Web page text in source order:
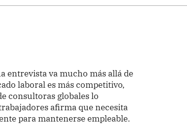
entrevista va mucho más allá de
laboral es más competitivo,
consultoras globales lo
afirma que necesita
para mantenerse empleable.